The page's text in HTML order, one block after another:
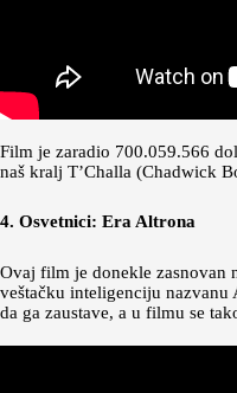
Film je zaradio 700.059.566
naš kralj T’Challa (Chadwick
4. Osvetnici: Era Altrona
Ovaj film je donekle zasnovan
veštačku inteligenciju
da ga zaustave, a u filmu se